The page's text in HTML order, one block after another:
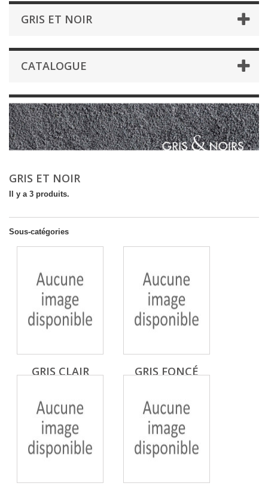
GRIS ET NOIR
CATALOGUE
GRIS ET NOIR
Il y a 3 produits.
Sous-catégories
GRIS CLAIR
GRIS FONCÉ